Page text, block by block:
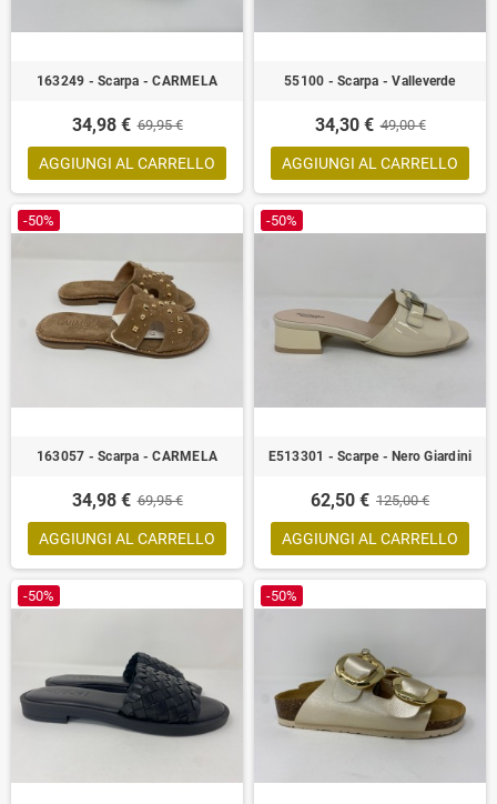
163249 - Scarpa - CARMELA
34,98 € 69,95 €
AGGIUNGI AL CARRELLO
55100 - Scarpa - Valleverde
34,30 € 49,00 €
AGGIUNGI AL CARRELLO
-50%
163057 - Scarpa - CARMELA
34,98 € 69,95 €
AGGIUNGI AL CARRELLO
-50%
E513301 - Scarpe - Nero Giardini
62,50 € 125,00 €
AGGIUNGI AL CARRELLO
-50% -50%